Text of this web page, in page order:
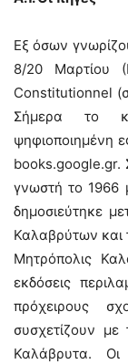
Εξ όσων
8/20 Μαρτίου
Constitutionnel
Σήμερα το
ψηφιοποιημένη
books.google.gr.
γνωστή το 1966
δημοσιεύτηκε
Καλαβρύτων και
Μητρόπολις
εκδόσεις
πρόχειρους
συσχετίζουν
Καλάβρυτα. Οι